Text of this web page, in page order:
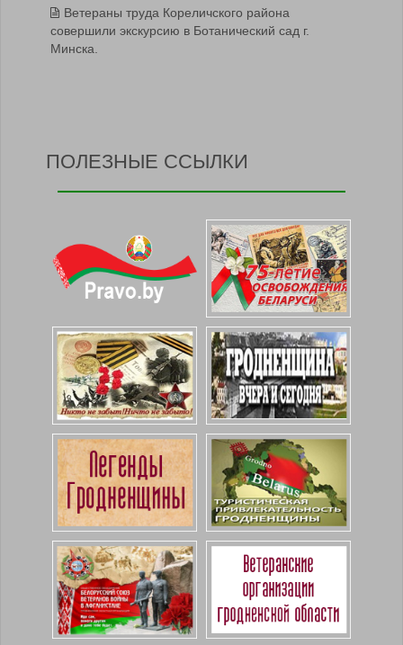
Ветераны труда Кореличского района
совершили экскурсию в Ботанический сад г.
Минска.
ПОЛЕЗНЫЕ ССЫЛКИ